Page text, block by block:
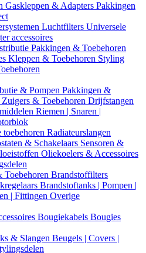
Gaskleppen & Adapters Pakkingen
Luchtfilters Universele
accessoires
Pakkingen & Toebehoren
Kleppen & Toebehoren Styling
& Pompen Pakkingen &
Zuigers & Toebehoren Drijfstangen
Riemen | Snaren |
Radiateurslangen
& Schakelaars Sensoren &
Oliekoelers & Accessoires
Toebehoren Brandstoffilters
Brandstoftanks | Pompen |
| Fittingen Overige
Bougiekabels Bougies
& Slangen Beugels | Covers |